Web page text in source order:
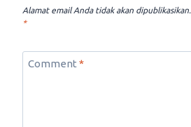
Alamat email Anda tidak akan dipublikasikan.
*
Comment *